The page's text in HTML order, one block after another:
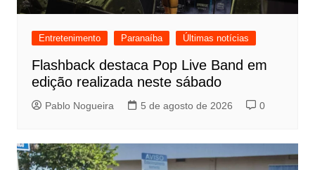
Entretenimento Paranaíba Últimas notícias
Flashback destaca Pop Live Band em
edição realizada neste sábado
Pablo Nogueira 5 de agosto de 2026 0